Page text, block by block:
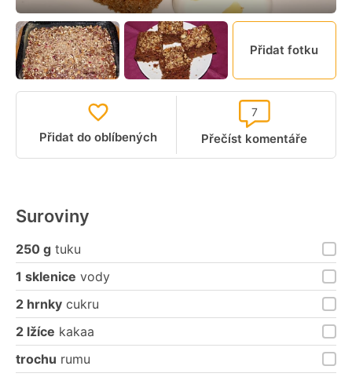
Přidat fotku
Přidat do oblíbených Přečíst komentáře
7
Suroviny
250 g tuku
1 sklenice vody
2 hrnky cukru
2 lžíce kakaa
trochu rumu